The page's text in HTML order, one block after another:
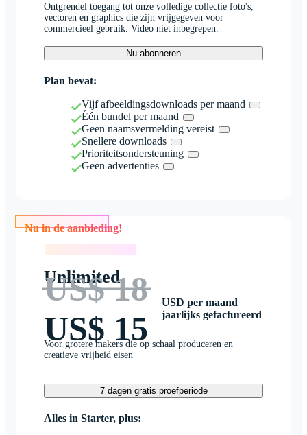
Ontgrendel toegang tot onze volledige collectie foto's,
vectoren en graphics die zijn vrijgegeven voor
commercieel gebruik. Video niet inbegrepen.
Nu abonneren
Plan bevat:
Vijf afbeeldingsdownloads per maand
Één bundel per maand
Geen naamsvermelding vereist
Snellere downloads
Prioriteitsondersteuning
Geen advertenties
Nu in de aanbieding!
Unlimited
US$ 18
US$ 15
USD per maand
jaarlijks gefactureerd
Voor grotere makers die op schaal produceren en
creatieve vrijheid eisen
7 dagen gratis proefperiode
Alles in Starter, plus: